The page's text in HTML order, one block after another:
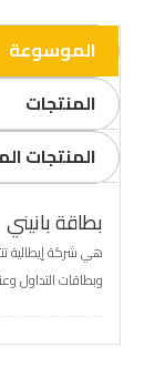
الموسوعة
المنتجات
المنتجات
بطاقة بانيني
هي شركة إيطالية
وبطاقات التداول